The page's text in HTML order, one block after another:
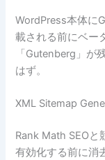
WordPress本体に
載される前にベー
「Gutenberg」が
はず。
XML Sitemap
Rank Math SEOと
有効化する前に消